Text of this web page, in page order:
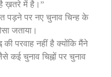
है ख़तरे में है।”
पड़ने पर नए चुनाव चिन्ह के
जताया।
की परवाह नहीं है क्योंकि मैंने
कई चुनाव चिह्नों पर चुनाव